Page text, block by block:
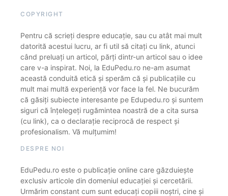
COPYRIGHT
Pentru că scrieți despre educație, sau cu atât mai mult
datorită acestui lucru, ar fi util să citați cu link, atunci
când preluați un articol, părți dintr-un articol sau o idee
care v-a inspirat. Noi, la EduPedu.ro ne-am asumat
această conduită etică și sperăm că și publicațiile cu
mult mai multă experiență vor face la fel. Ne bucurăm
că găsiți subiecte interesante pe Edupedu.ro și suntem
siguri că înțelegeți rugămintea noastră de a cita sursa
(cu link), ca o declarație reciprocă de respect și
profesionalism. Vă mulțumim!
DESPRE NOI
EduPedu.ro este o publicație online care găzduiește
exclusiv articole din domeniul educației și cercetării.
Urmărim constant cum sunt educați copiii noștri, cine și